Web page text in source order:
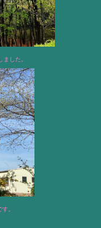
した。
。